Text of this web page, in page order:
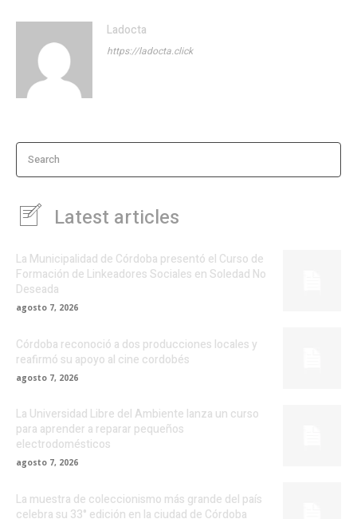
Ladocta
https://ladocta.click
Search
Latest articles
La Municipalidad de Córdoba presentó el Curso de
Formación de Linkeadores Sociales en Soledad No
Deseada
agosto 7, 2026
Córdoba reconoció a dos producciones locales y
reafirmó su apoyo al cine cordobés
agosto 7, 2026
La Universidad Libre del Ambiente lanza un curso
para aprender a reparar pequeños
electrodomésticos
agosto 7, 2026
La muestra de coleccionismo más grande del país
celebra su 33° edición en la ciudad de Córdoba